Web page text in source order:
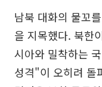
남북 대화의 물꼬
을 지목했다. 북한
시아와 밀착하는
성격"이 오히려 돌